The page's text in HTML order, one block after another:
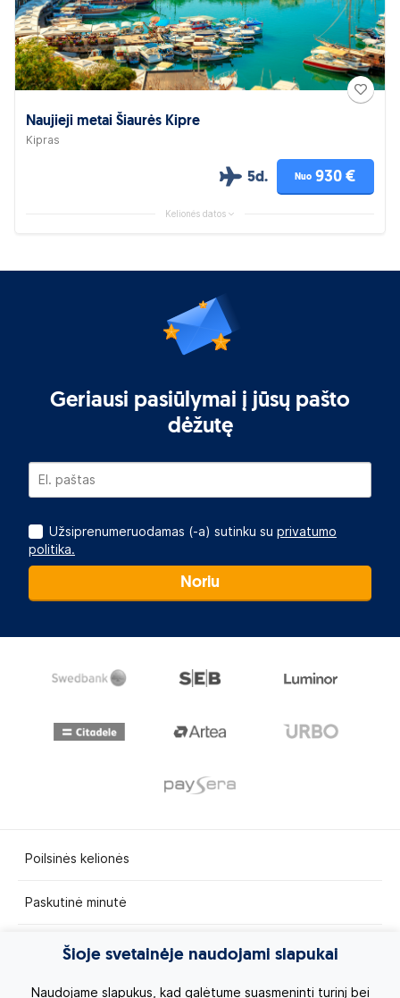
Naujieji metai Šiaurės Kipre
Kipras
5d. Nuo 930 €
Kelionės datos
Geriausi pasiūlymai į jūsų pašto
dėžutę
Užsiprenumeruodamas (-a) sutinku su privatumo
politika.
Noriu
Poilsinės kelionės
Paskutinė minutė
Egzotinės kelionės
Kruizai
Šioje svetainėje naudojami slapukai
Naudojame slapukus, kad galėtume suasmeninti turinį bei